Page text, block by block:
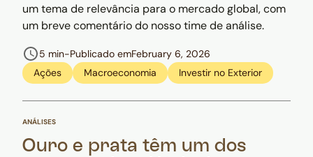
um tema de relevância para o mercado global, com
um breve comentário do nosso time de análise.
5 min-Publicado emFebruary 6, 2026
Ações
Macroeconomia Investir no Exterior
ANÁLISES
Ouro e prata têm um dos